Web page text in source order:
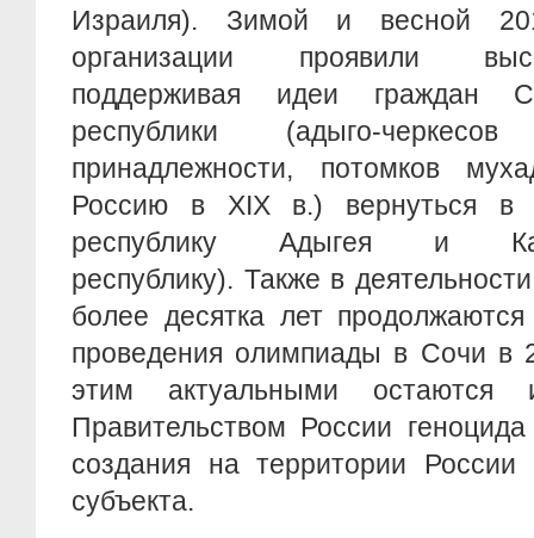
Израиля). Зимой и весной
организации проявили
поддерживая идеи граждан
республики (адыго-
принадлежности, потомков
Россию в XIX в.) вернуться
республику Адыгея и
республику). Также в
более десятка лет
проведения олимпиады в Сочи в
этим актуальными остаются
Правительством России
создания на территории России
субъекта.